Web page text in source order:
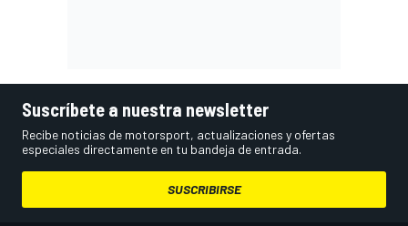
Suscríbete a nuestra newsletter
Recibe noticias de motorsport, actualizaciones y ofertas
especiales directamente en tu bandeja de entrada.
SUSCRIBIRSE